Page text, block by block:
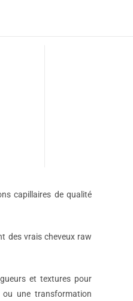
capillaires de qualité
des vrais cheveux raw
et textures pour
ou une transformation